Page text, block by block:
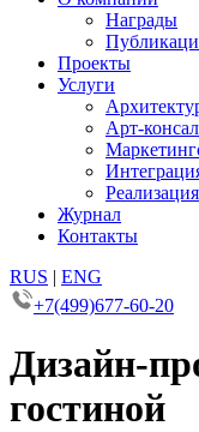
Награды
Проекты
Услуги
Арт-
Реализация
Журнал
Контакты
RUS | ENG
+7(499)677-60-20
Дизайн-
гостиной